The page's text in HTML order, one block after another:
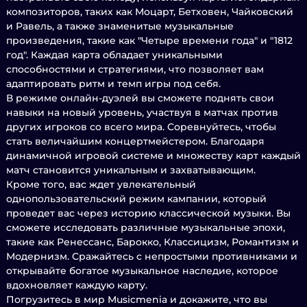
композиторов, таких как Моцарт, Бетховен, Чайковский
и Равель, а также знаменитые музыкальные
произведения, такие как "Четыре времени года" и "1812
год". Каждая карта обладает уникальными
способностями и стратегиями, что позволяет вам
адаптировать ритм и темп игры под себя.
В режиме онлайн-дуэлей вы сможете поднять свои
навыки на новый уровень, участвуя в матчах против
других игроков со всего мира. Соревнуйтесь, чтобы
стать величайшим концертмейстером. Благодаря
динамичной игровой системе и множеству карт каждый
матч становится уникальным и захватывающим.
Кроме того, вас ждет увлекательный
однопользовательский режим кампании, который
проведет вас через историю классической музыки. Вы
сможете исследовать различные музыкальные эпохи,
такие как Ренессанс, Барокко, Классицизм, Романтизм и
Модернизм. Сражайтесь с непростыми противниками и
открывайте богатое музыкальное наследие, которое
вдохновляет каждую карту.
Погрузитесь в мир Musicmenia и докажите, что вы